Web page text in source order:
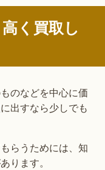
く買取し
のなどを中心に価
出すなら少しでも
らうためには、知
ります。